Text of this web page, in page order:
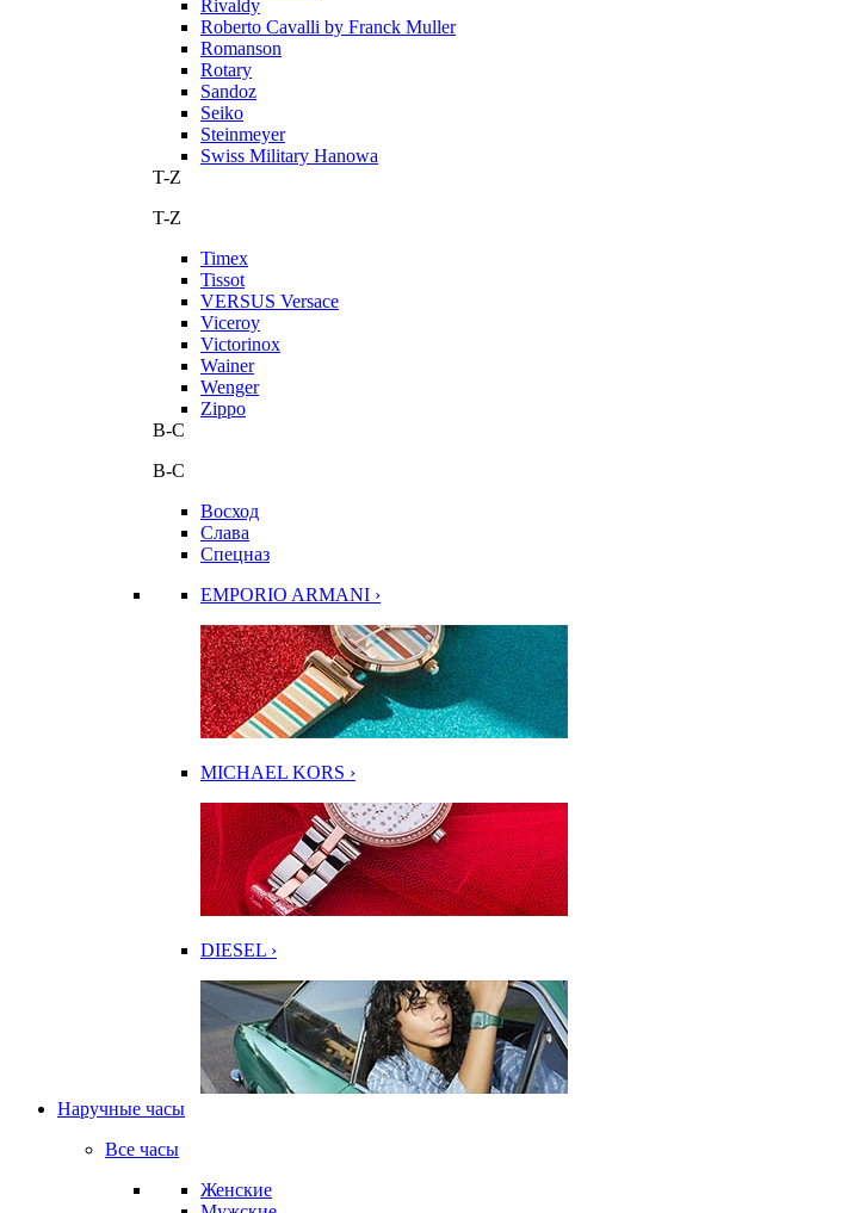
Rivaldy
Roberto Cavalli by Franck Muller
Romanson
Rotary
Sandoz
Seiko
Steinmeyer
Swiss Military Hanowa
T-Z
T-Z
Timex
Tissot
VERSUS Versace
Viceroy
Victorinox
Wainer
Wenger
Zippo
В-С
В-С
Восход
Слава
Спецназ
EMPORIO ARMANI ›
MICHAEL KORS ›
DIESEL ›
Наручные часы
Все часы
Женские